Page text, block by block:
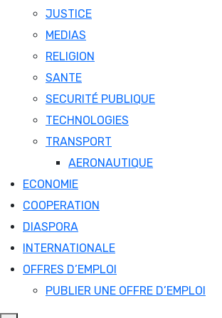
JUSTICE
MEDIAS
RELIGION
SANTE
SECURITÉ PUBLIQUE
TECHNOLOGIES
TRANSPORT
AERONAUTIQUE
ECONOMIE
COOPERATION
DIASPORA
INTERNATIONALE
OFFRES D’EMPLOI
PUBLIER UNE OFFRE D’EMPLOI